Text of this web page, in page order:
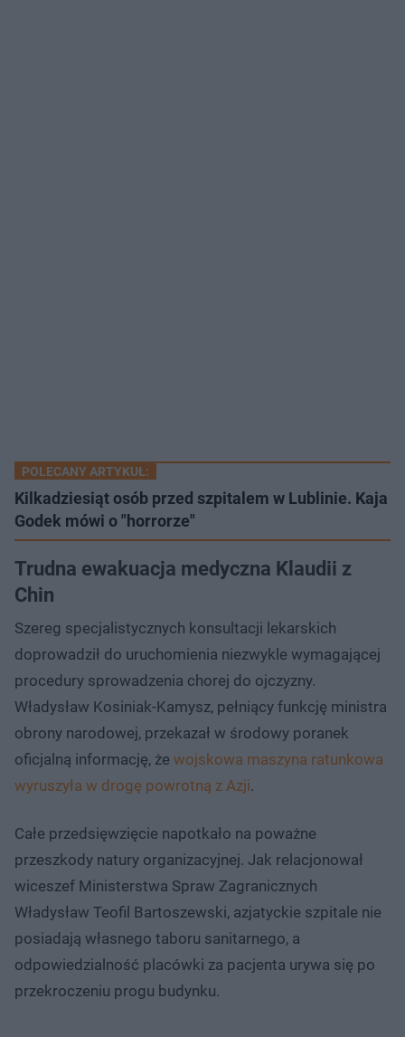
POLECANY ARTYKUŁ:
Kilkadziesiąt osób przed szpitalem w Lublinie. Kaja
Godek mówi o "horrorze"
Trudna ewakuacja medyczna Klaudii z
Chin
Szereg specjalistycznych konsultacji lekarskich
doprowadził do uruchomienia niezwykle wymagającej
procedury sprowadzenia chorej do ojczyzny.
Władysław Kosiniak-Kamysz, pełniący funkcję ministra
obrony narodowej, przekazał w środowy poranek
oficjalną informację, że wojskowa maszyna ratunkowa
wyruszyła w drogę powrotną z Azji.
Całe przedsięwzięcie napotkało na poważne
przeszkody natury organizacyjnej. Jak relacjonował
wiceszef Ministerstwa Spraw Zagranicznych
Władysław Teofil Bartoszewski, azjatyckie szpitale nie
posiadają własnego taboru sanitarnego, a
odpowiedzialność placówki za pacjenta urywa się po
przekroczeniu progu budynku.